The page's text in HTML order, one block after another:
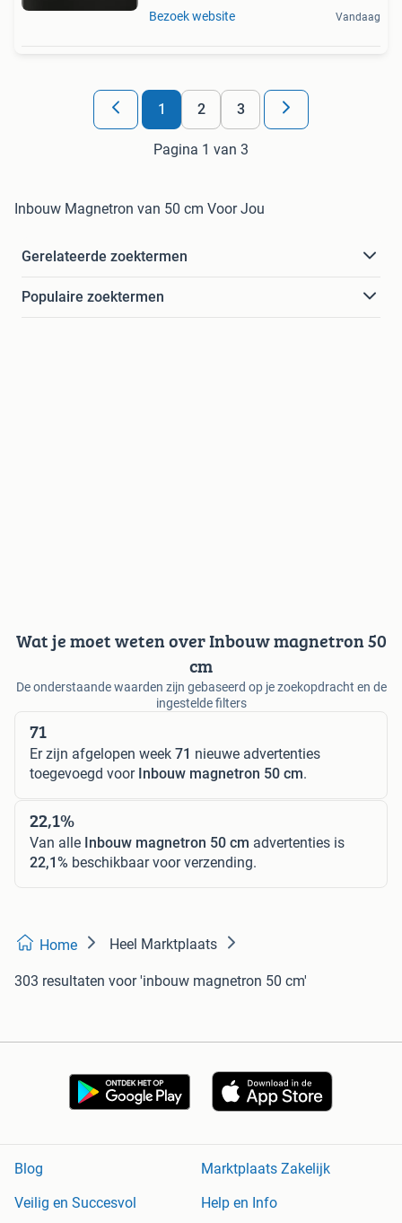
Bezoek website Vandaag
1 2 3
Pagina 1 van 3
Inbouw Magnetron van 50 cm Voor Jou
Gerelateerde zoektermen
Populaire zoektermen
Wat je moet weten over Inbouw magnetron 50
cm
De onderstaande waarden zijn gebaseerd op je zoekopdracht en de
ingestelde filters
71
Er zijn afgelopen week 71 nieuwe advertenties
toegevoegd voor Inbouw magnetron 50 cm.
22,1%
Van alle Inbouw magnetron 50 cm advertenties is
22,1% beschikbaar voor verzending.
Home Heel Marktplaats
303 resultaten voor 'inbouw magnetron 50 cm'
Blog
Marktplaats Zakelijk
Veilig en Succesvol
Help en Info